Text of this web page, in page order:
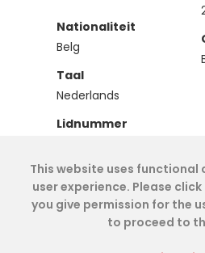
Nationaliteit
Belg
Taal
Nederlands
Lidnummer
Type
Effectief
This website uses functional
user experience. Please
you give permission for the
to proceed to